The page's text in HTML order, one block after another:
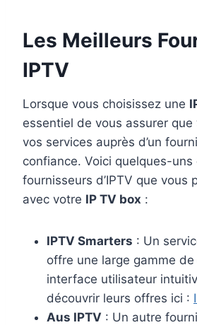
Les Meilleurs
IPTV
Lorsque vous choisissez une
essentiel de vous assurer
vos services auprès d’un
confiance. Voici quelques-uns
fournisseurs d’IPTV que vous
avec votre IP TV box :
IPTV Smarters : Un
offre une large gamme
interface utilisateur
découvrir leurs offres ici :
Aus IPTV : Un autre